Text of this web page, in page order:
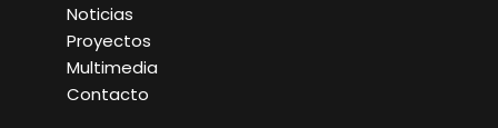
Noticias
Proyectos
Multimedia
Contacto